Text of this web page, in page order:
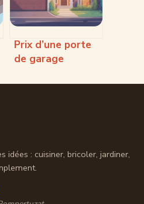
Prix d’une porte
de garage
repères,
idées : cuisiner, bricoler, jardiner,